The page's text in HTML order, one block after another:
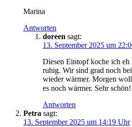
Marina
Antworten
doreen sagt:
13. September 2025 um
Diesen Eintopf koche ich
ruhig. Wir sind grad noch
wieder wärmer. Morgen
es noch wärmer. Sehr
Antworten
Petra sagt:
13. September 2025 um 14:19 Uhr